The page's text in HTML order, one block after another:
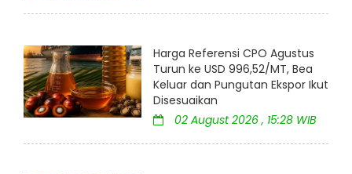
Harga Referensi CPO Agustus
Turun ke USD 996,52/MT, Bea
Keluar dan Pungutan Ekspor Ikut
Disesuaikan
02 August 2026 , 15:28 WIB